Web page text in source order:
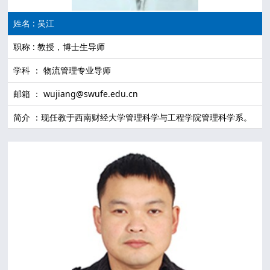
姓名 : 吴江
职称 : 教授，博士生导师
学科 ： 物流管理专业导师
邮箱 ： wujiang@swufe.edu.cn
简介 ：现任教于西南财经大学管理科学与工程学院管理科学系。